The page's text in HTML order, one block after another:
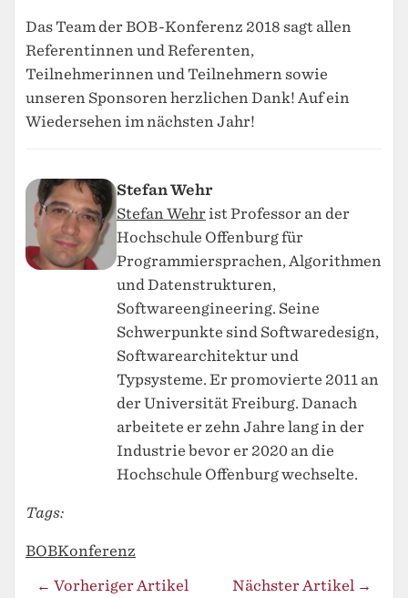
Das Team der BOB-Konferenz 2018 sagt allen
Referentinnen und Referenten,
Teilnehmerinnen und Teilnehmern sowie
unseren Sponsoren herzlichen Dank! Auf ein
Wiedersehen im nächsten Jahr!
Stefan Wehr
Stefan Wehrist Professor an der
Hochschule Offenburg für
Programmiersprachen, Algorithmen
und Datenstrukturen,
Softwareengineering. Seine
Schwerpunkte sind Softwaredesign,
Softwarearchitektur und
Typsysteme. Er promovierte 2011 an
der Universität Freiburg. Danach
arbeitete er zehn Jahre lang in der
Industrie bevor er 2020 an die
Hochschule Offenburg wechselte.
Tags:
BOBKonferenz
← Vorheriger Artikel
Nächster Artikel →